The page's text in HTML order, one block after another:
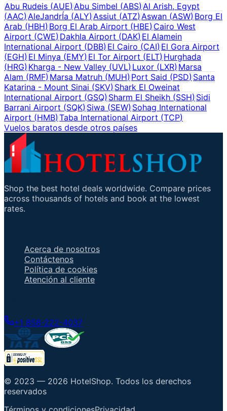
Abu Rudeis (AUE)Abu Simbel (ABS)Al Arish, Egypt
(AAC)AleJandrÍa (ALY) Assiut (ATZ)Aswan (ASW) Borg El
Arab (HBH)Borg El Arab Airport (HBE) Cairo West
Airport (CWE)Dakhla Airport (DAK) El Alamein
International Airport (DBB)El Cairo (CAI) El Gora Airport
(EGH)El Minya (EMY) El Tor Airport (ELT)Hurghada
(HRG)Kharga - New Valley (UVL) Luxor (LXR) Marsa
Alam (RMF)Marsa Matruh (MUH)Port Said (PSD) Santa
Katarina - Mount Sinai (SKV)Shark El Oweinat
International Airport (GSQ)Sharm El Sheikh (SSH)Sidi
Barrani Airport (SQK)Siwa (SEW) Sohag International
Airport (HMB)Taba International Airport (TCP)
Vuelos baratos desde otros países
Shop the best hotel deals worldwide. Compare prices
across thousands of hotels and book at the lowest
rates.
Acerca de nosotros
Contáctenos
Política de cookies
Atención al cliente
+1 858-222-4037
© 2023 — 2026 HotelShop. Todos los derechos
reservados